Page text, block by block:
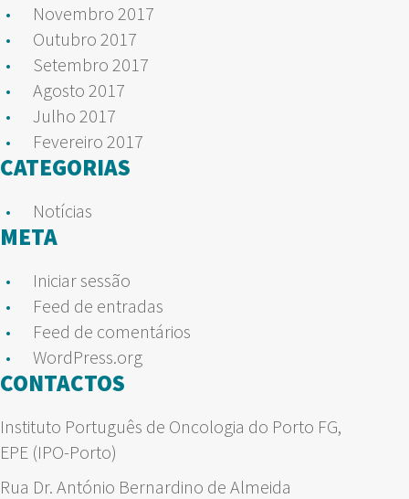
Novembro 2017
Outubro 2017
Setembro 2017
Agosto 2017
Julho 2017
Fevereiro 2017
CATEGORIAS
Notícias
META
Iniciar sessão
Feed de entradas
Feed de comentários
WordPress.org
CONTACTOS
Instituto Português de Oncologia do Porto FG,
EPE (IPO-Porto)
Rua Dr. António Bernardino de Almeida